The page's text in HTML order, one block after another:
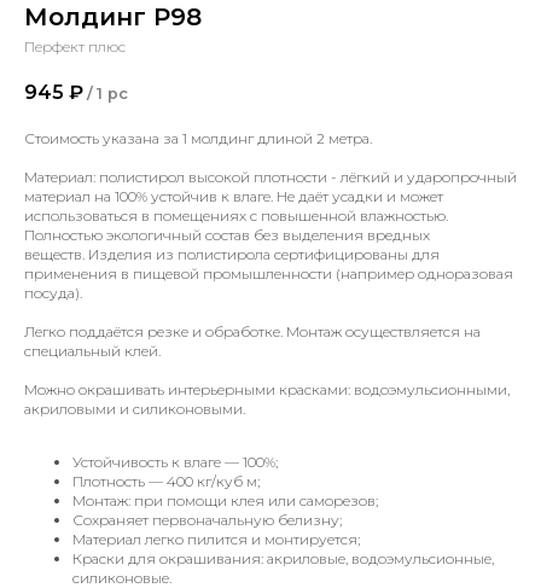
Молдинг P98
Перфект плюс
945 ₽ / 1 pc
Стоимость указана за 1 молдинг длиной 2 метра.
Материал: полистирол высокой плотности - лёгкий и ударопрочный
материал на 100% устойчив к влаге. Не даёт усадки и может
использоваться в помещениях с повышенной влажностью.
Полностью экологичный состав без выделения вредных
веществ. Изделия из полистирола сертифицированы для
применения в пищевой промышленности (например одноразовая
посуда).
Легко поддаётся резке и обработке. Монтаж осуществляется на
специальный клей.
Можно окрашивать интерьерными красками: водоэмульсионными,
акриловыми и силиконовыми.
Устойчивость к влаге — 100%;
Плотность — 400 кг/куб м;
Монтаж: при помощи клея или саморезов;
Сохраняет первоначальную белизну;
Материал легко пилится и монтируется;
Краски для окрашивания: акриловые, водоэмульсионные,
силиконовые.